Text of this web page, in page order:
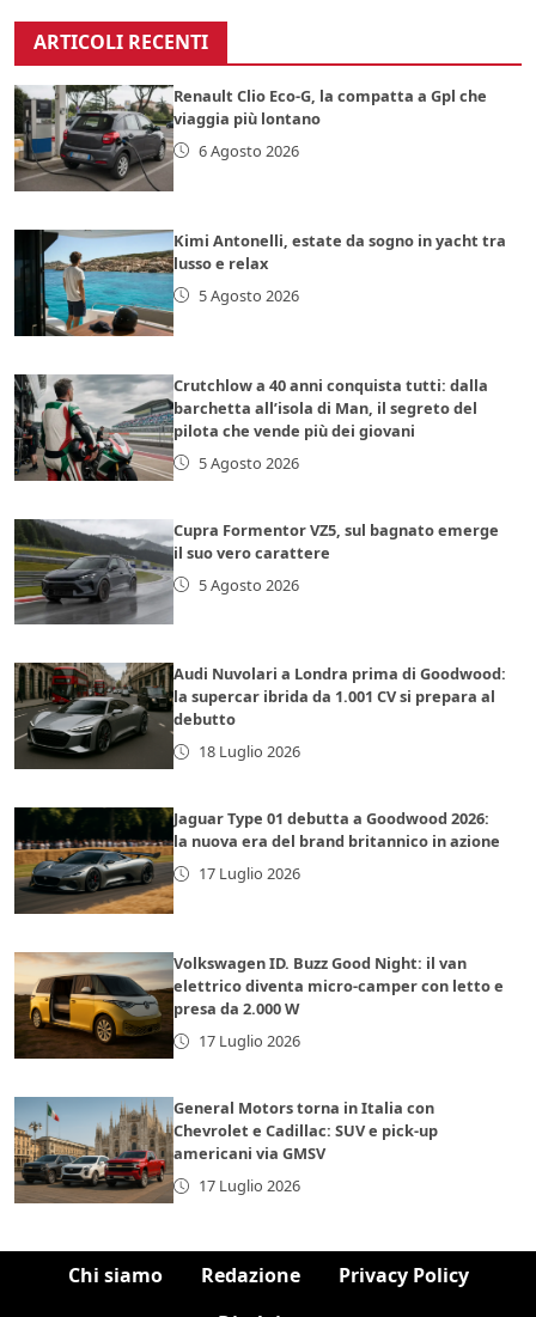
ARTICOLI RECENTI
Renault Clio Eco-G, la compatta a Gpl che
viaggia più lontano
6 Agosto 2026
Kimi Antonelli, estate da sogno in yacht tra
lusso e relax
5 Agosto 2026
Crutchlow a 40 anni conquista tutti: dalla
barchetta all’isola di Man, il segreto del
pilota che vende più dei giovani
5 Agosto 2026
Cupra Formentor VZ5, sul bagnato emerge
il suo vero carattere
5 Agosto 2026
Audi Nuvolari a Londra prima di Goodwood:
la supercar ibrida da 1.001 CV si prepara al
debutto
18 Luglio 2026
Jaguar Type 01 debutta a Goodwood 2026:
la nuova era del brand britannico in azione
17 Luglio 2026
Volkswagen ID. Buzz Good Night: il van
elettrico diventa micro-camper con letto e
presa da 2.000 W
17 Luglio 2026
General Motors torna in Italia con
Chevrolet e Cadillac: SUV e pick-up
americani via GMSV
17 Luglio 2026
Chi siamo Redazione
Privacy Policy